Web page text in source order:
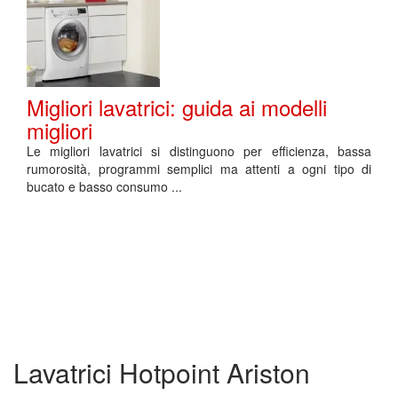
Migliori lavatrici: guida ai modelli
migliori
Le migliori lavatrici si distinguono per efficienza, bassa
rumorosità, programmi semplici ma attenti a ogni tipo di
bucato e basso consumo ...
Lavatrici Hotpoint Ariston